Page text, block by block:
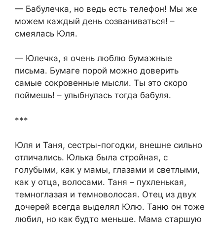
— Бабулечка, но ведь есть телефон! Мы же
можем каждый день созваниваться! –
смеялась Юля.
— Юлечка, я очень люблю бумажные
письма. Бумаге порой можно доверить
самые сокровенные мысли. Ты это скоро
поймешь! – улыбнулась тогда бабуля.
***
Юля и Таня, сестры-погодки, внешне сильно
отличались. Юлька была стройная, с
голубыми, как у мамы, глазами и светлыми,
как у отца, волосами. Таня – пухленькая,
темноглазая и темноволосая. Отец из двух
дочерей всегда выделял Юлю. Таню он тоже
любил, но как будто меньше. Мама старшую